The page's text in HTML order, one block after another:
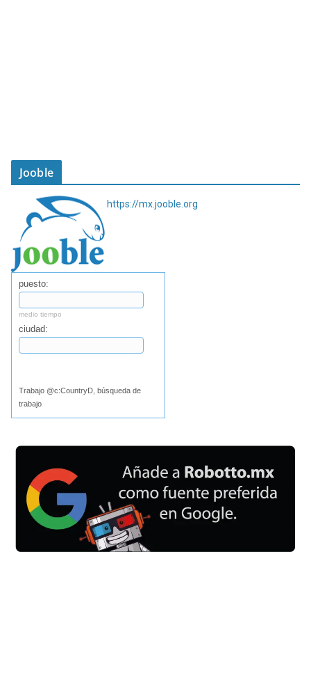
Jooble
https://mx.jooble.org
puesto:
medio tiempo
ciudad:
Trabajo @c:CountryD, búsqueda de
trabajo